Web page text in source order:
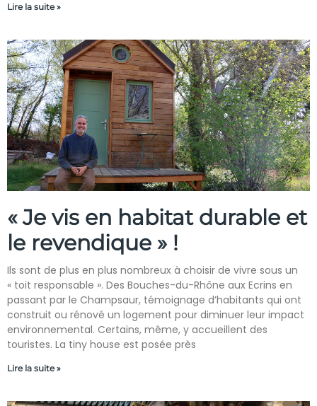
Lire la suite »
« Je vis en habitat durable et
le revendique » !
Ils sont de plus en plus nombreux à choisir de vivre sous un
« toit responsable ». Des Bouches-du-Rhône aux Ecrins en
passant par le Champsaur, témoignage d’habitants qui ont
construit ou rénové un logement pour diminuer leur impact
environnemental. Certains, même, y accueillent des
touristes. La tiny house est posée près
Lire la suite »